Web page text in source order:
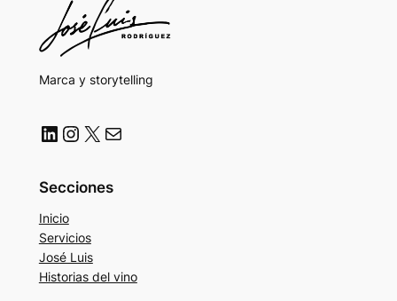
Marca y storytelling
LinkedIn Instagram X Correo electrónico
Secciones
Inicio
Servicios
José Luis
Historias del vino